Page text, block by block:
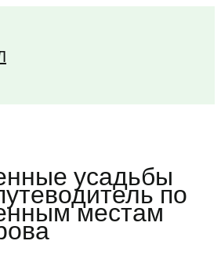
усадьбы
по
местам